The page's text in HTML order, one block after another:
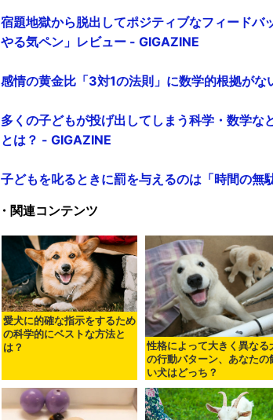
宿題地獄から脱出してポジティブなフィード
やる気ペン」レビュー - GIGAZINE
感情の黄金比「3対1の法則」に数学的根拠が
多くの子どもが投げ出してしまう科学・数学な
とは？ - GIGAZINE
子どもを叱るときに罰を与えるのは「時間の無
・関連コンテンツ
愛犬に的確な指示をするため
の科学的にベストな方法と
は？
性格によって大きく異なる
の行動パターン、あなたの
い犬はどっち？